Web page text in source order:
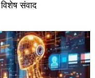
संवाद